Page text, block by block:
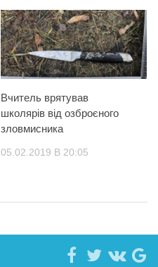
Вчитель врятував
школярів від озброєного
зловмисника
05.02.2019 В 20:05